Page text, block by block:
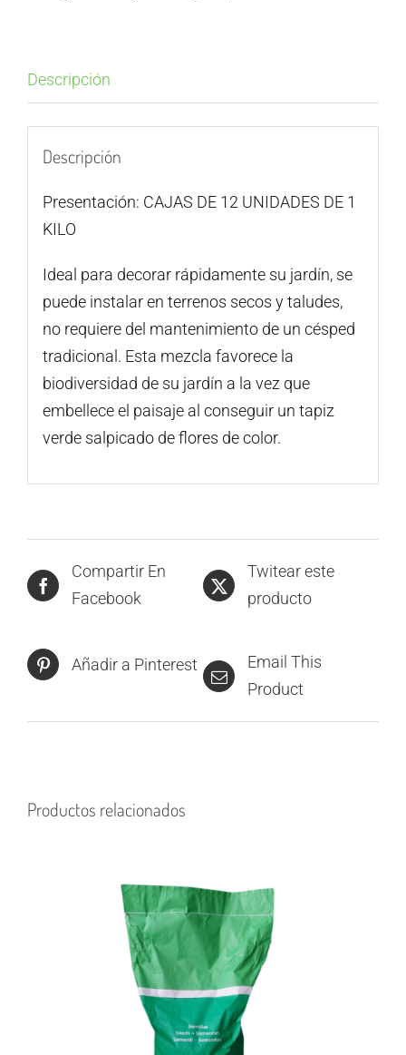
Descripción
Descripción
Presentación: CAJAS DE 12 UNIDADES DE 1
KILO
Ideal para decorar rápidamente su jardín, se
puede instalar en terrenos secos y taludes,
no requiere del mantenimiento de un césped
tradicional. Esta mezcla favorece la
biodiversidad de su jardín a la vez que
embellece el paisaje al conseguir un tapiz
verde salpicado de flores de color.
Compartir En
Facebook
Twitear este
producto
Añadir a Pinterest
Email This
Product
Productos relacionados